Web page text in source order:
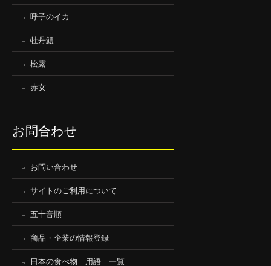
呼子のイカ
牡丹鱧
松露
赤女
お問合わせ
お問い合わせ
サイトのご利用について
五十音順
商品・企業の情報登録
日本の食べ物 用語 一覧